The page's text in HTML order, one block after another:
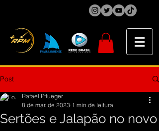
Post
Sertões e Jalapão no novo
Rafael Pflueger
8 de mar. de 2023 1 min de leitura